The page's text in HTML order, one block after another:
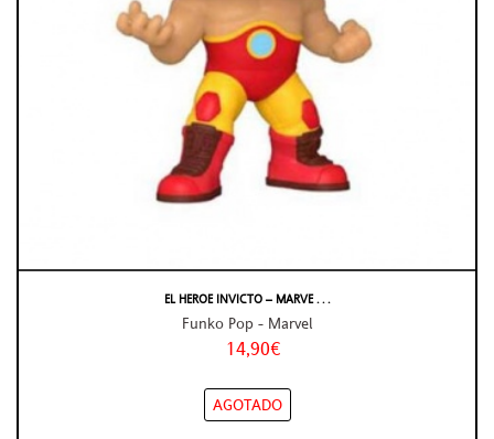
EL HEROE INVICTO – MARVE . . .
Funko Pop - Marvel
14,90€
AGOTADO